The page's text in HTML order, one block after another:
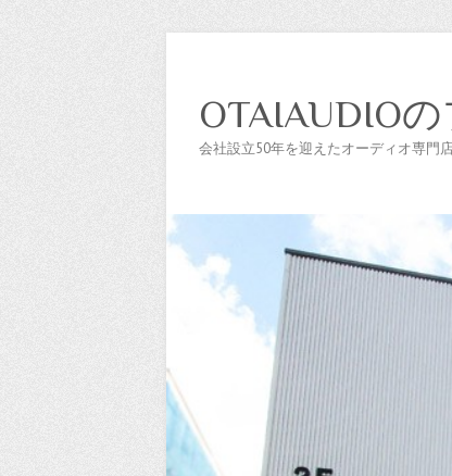
OTAIAUDIO
会社設立50年を迎えたオーディオ専門店